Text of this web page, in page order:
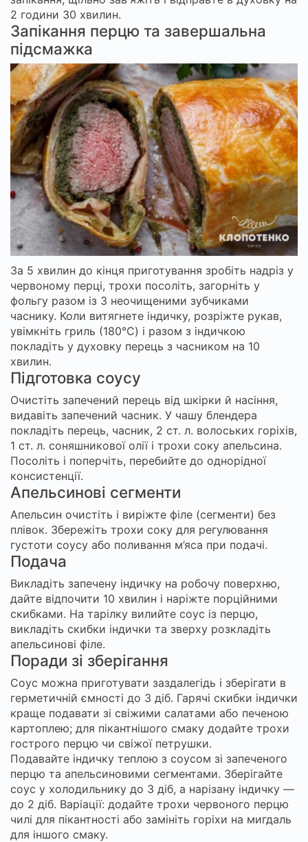
2 години 30 хвилин.
Запікання перцю та завершальна
підсмажка
За 5 хвилин до кінця приготування зробіть надріз у
червоному перці, трохи посоліть, загорніть у
фольгу разом із 3 неочищеними зубчиками
часнику. Коли витягнете індичку, розріжте рукав,
увімкніть гриль (180°C) і разом з індичкою
покладіть у духовку перець з часником на 10
хвилин.
Підготовка соусу
Очистіть запечений перець від шкірки й насіння,
видавіть запечений часник. У чашу блендера
покладіть перець, часник, 2 ст. л. волоських горіхів,
1 ст. л. соняшникової олії і трохи соку апельсина.
Посоліть і поперчіть, перебийте до однорідної
консистенції.
Апельсинові сегменти
Апельсин очистіть і виріжте філе (сегменти) без
плівок. Збережіть трохи соку для регулювання
густоти соусу або поливання м’яса при подачі.
Подача
Викладіть запечену індичку на робочу поверхню,
дайте відпочити 10 хвилин і наріжте порційними
скибками. На тарілку вилийте соус із перцю,
викладіть скибки індички та зверху розкладіть
апельсинові філе.
Поради зі зберігання
Соус можна приготувати заздалегідь і зберігати в
герметичній ємності до 3 діб. Гарячі скибки індички
краще подавати зі свіжими салатами або печеною
картоплею; для пікантнішого смаку додайте трохи
гострого перцю чи свіжої петрушки.
Подавайте індичку теплою з соусом зі запеченого
перцю та апельсиновими сегментами. Зберігайте
соус у холодильнику до 3 діб, а нарізану індичку —
до 2 діб. Варіації: додайте трохи червоного перцю
чилі для пікантності або замініть горіхи на мигдаль
для іншого смаку.